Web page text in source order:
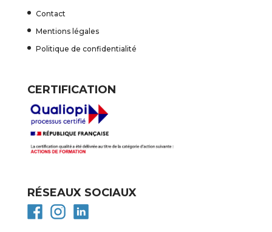
Contact
Mentions légales
Politique de confidentialité
CERTIFICATION
RÉSEAUX SOCIAUX